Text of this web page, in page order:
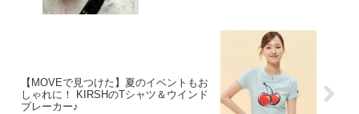
【MOVEで見つけた】夏のイベントもお
しゃれに！ KIRSHのTシャツ＆ウインド
ブレーカー♪